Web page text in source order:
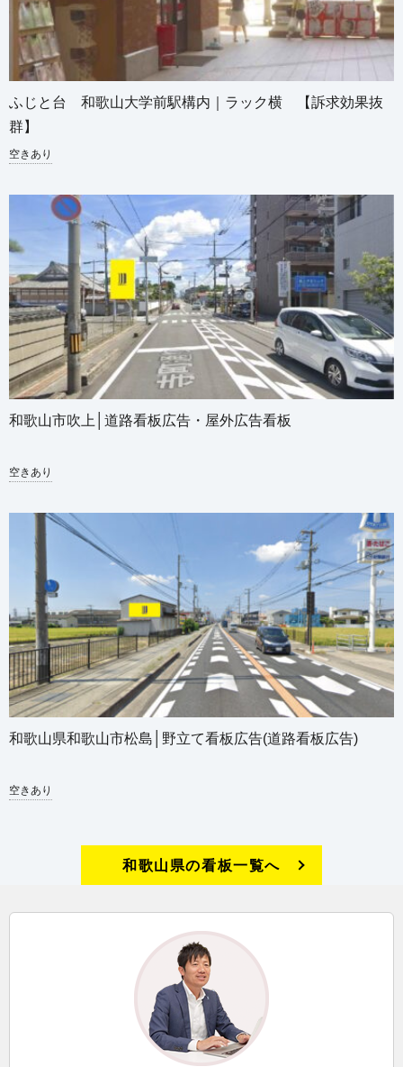
ふじと台 和歌山大学前駅構内｜ラック横 【訴求効果抜
群】
空きあり
和歌山市吹上│道路看板広告・屋外広告看板
空きあり
和歌山県和歌山市松島│野立て看板広告(道路看板広告)
空きあり
和歌山県の看板一覧へ